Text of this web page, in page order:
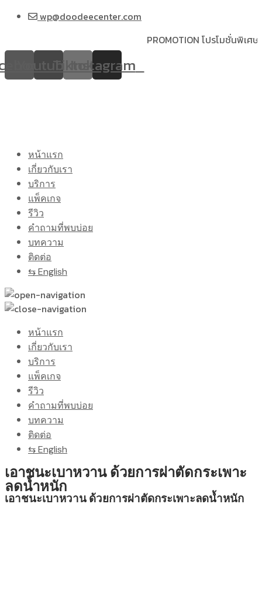
wp@doodeecenter.com
PROMOTIONโปรโมชั่นพิเศษ! ผ่อน
YoutubeTiktokInstagram
หน้าแรก
เกี่ยวกับเรา
บริการ
แพ็คเกจ
รีวิว
คำถามที่พบบ่อย
บทความ
ติดต่อ
⇆ English
หน้าแรก
เกี่ยวกับเรา
บริการ
แพ็คเกจ
รีวิว
คำถามที่พบบ่อย
บทความ
ติดต่อ
⇆ English
เอาชนะเบาหวาน ด้วยการผ่าตัดกระเพาะ
ลดน้ำหนัก
เอาชนะเบาหวาน ด้วยการผ่าตัดกระเพาะลดน้ำหนัก